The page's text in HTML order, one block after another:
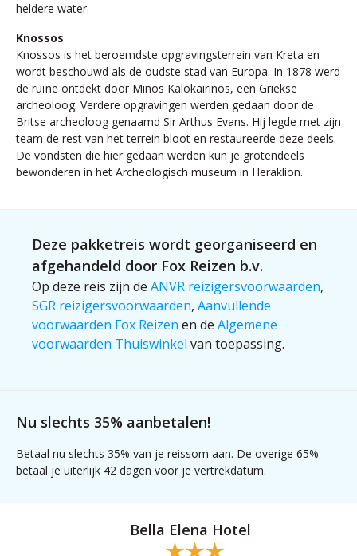
heldere water.
Knossos
Knossos is het beroemdste opgravingsterrein van Kreta en
wordt beschouwd als de oudste stad van Europa. In 1878 werd
de ruïne ontdekt door Minos Kalokairinos, een Griekse
archeoloog. Verdere opgravingen werden gedaan door de
Britse archeoloog genaamd Sir Arthus Evans. Hij legde met zijn
team de rest van het terrein bloot en restaureerde deze deels.
De vondsten die hier gedaan werden kun je grotendeels
bewonderen in het Archeologisch museum in Heraklion.
Deze pakketreis wordt georganiseerd en
afgehandeld door Fox Reizen b.v.
Op deze reis zijn de ANVR reizigersvoorwaarden,
SGR reizigersvoorwaarden, Aanvullende
voorwaarden Fox Reizen en de Algemene
voorwaarden Thuiswinkel van toepassing.
Nu slechts 35% aanbetalen!
Betaal nu slechts 35% van je reissom aan. De overige 65%
betaal je uiterlijk 42 dagen voor je vertrekdatum.
Bella Elena Hotel